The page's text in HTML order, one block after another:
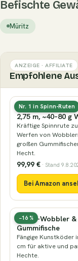
Befischte
Müritz
ANZEIGE · AFFILIATE
Empfohlene
Nr. 1 in Spinn-Ruten
Hecht-Spinnrute
2,75 m, ~40–80 g
Kräftige Spinnrute
Werfen von
großen
Hecht.
99,99 € · Stand
Bei Amazon
−16 %
Hecht-Wobbler &
Gummifische
Fängige Kunstköder
cm für aktive und
Hechte.